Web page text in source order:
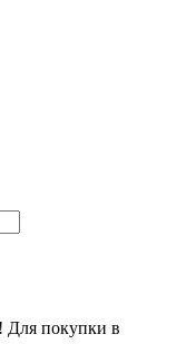
Для покупки в